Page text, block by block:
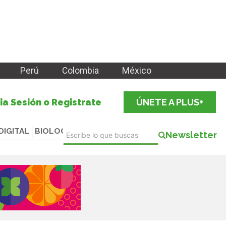
Perú Colombia México
Sesión o Registrate ÚNETE A PLUS+
BIOLOGICALS Newsletter